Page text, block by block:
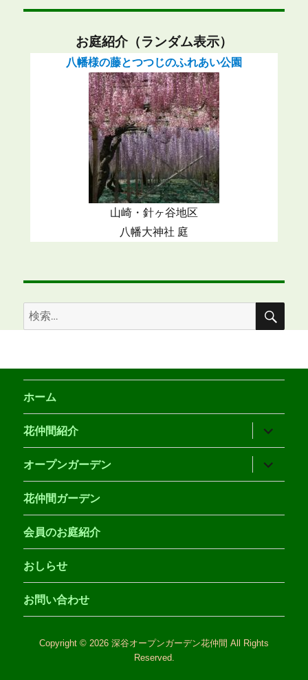
お庭紹介（ランダム表示）
八幡様の藤とつつじのふれあい公園
山崎・針ヶ谷地区
八幡大神社 庭
検
索:
検
ホーム
花仲間紹介
ブ
メ
ニ
ュ
ー
開
オープンガーデン
ブ
メ
ー
開
花仲間ガーデン
会員のお庭紹介
おしらせ
お問い合わせ
Copyright © 2026 深谷オープンガーデン花仲間 All Rights
Reserved.